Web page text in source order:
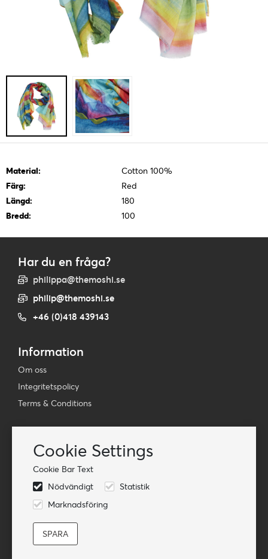
Cookie Settings
Cookie Bar Text
Nödvändigt
Statistik
Marknadsföring
Material:
Cotton 100%
Färg:
Red
Längd:
180
Bredd:
100
Har du en fråga?
philippa@themoshi.se
philip@themoshi.se
+46 (0)418 439143
Information
Om oss
Integritetspolicy
Terms & Conditions
Prenumerera på vår e-postlista
Följ oss